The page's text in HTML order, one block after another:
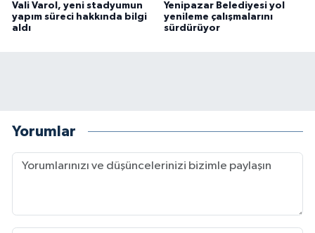
Vali Varol, yeni stadyumun
yapım süreci hakkında bilgi
aldı
Yenipazar Belediyesi yol
yenileme çalışmalarını
sürdürüyor
Yorumlar